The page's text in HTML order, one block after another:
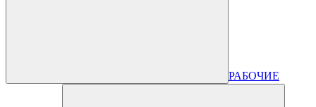
РАБОЧИЕ